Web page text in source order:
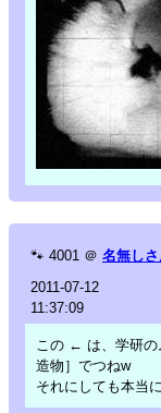
🐾 4001 ＠ 名無し
2011-07-12
11:37:09
この ← は、学研の
造物］でつねw
それにしても本当